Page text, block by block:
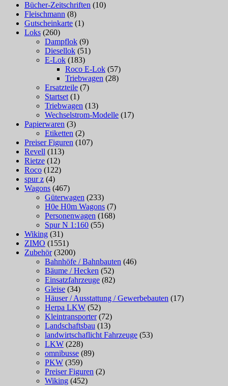
Bücher-Zeitschriften (10)
Fleischmann (8)
Gutscheinkarte (1)
Loks (260)
Dampflok (9)
Diesellok (51)
E-Lok (183)
Roco E-Lok (57)
Triebwagen (28)
Ersatzteile (7)
Startset (1)
Triebwagen (13)
Wechselstrom-Modelle (17)
Papierwaren (3)
Etiketten (2)
Preiser Figuren (107)
Revell (113)
Rietze (12)
Roco (122)
spur z (4)
Wagons (467)
Güterwagen (233)
H0e H0m Wagons (7)
Personenwagen (168)
Spur N 1:160 (55)
Wiking (31)
ZIMO (1551)
Zubehör (3200)
Bahnhöfe / Bahnbauten (46)
Bäume / Hecken (52)
Einsatzfahrzeuge (82)
Gleise (34)
Häuser / Ausstattung / Gewerbebauten (17)
Herpa LKW (52)
Kleintransporter (72)
Landschaftsbau (13)
landwirtschaflicht Fahrzeuge (53)
LKW (228)
omnibusse (89)
PKW (359)
Preiser Figuren (2)
Wiking (452)